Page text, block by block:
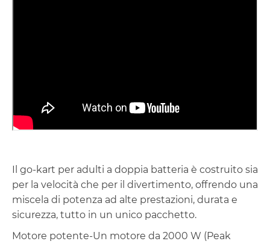
Il go-kart per adulti a doppia batteria è costruito sia
per la velocità che per il divertimento, offrendo una
miscela di potenza ad alte prestazioni, durata e
sicurezza, tutto in un unico pacchetto.
Motore potente-Un motore da 2000 W (Peak